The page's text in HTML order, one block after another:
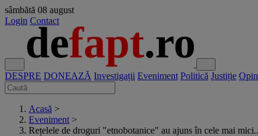
sâmbătă 08 august
Login Contact
DESPRE DONEAZĂ Investigații Eveniment Politică Justiție
Acasă >
Eveniment >
Rețelele de droguri "etnobotanice" au ajuns în cele mai